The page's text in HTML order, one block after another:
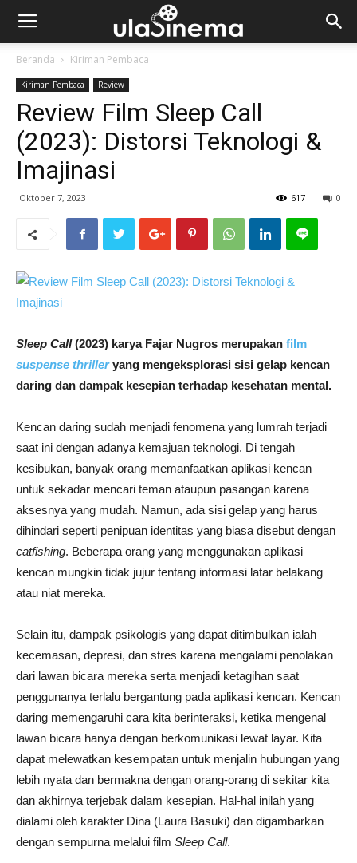
Beranda Kiriman Pembaca
Kiriman Pembaca Review
Review Film Sleep Call
(2023): Distorsi Teknologi &
Imajinasi
Oktober 7, 2023 0
617
Sleep Call(2023) karya Fajar Nugros merupakan film
suspense thrilleryang mengeksplorasi sisi gelap kencan
daring dan dampak kesepian terhadap kesehatan mental.
Kencan daring sudah menjadi fenomena yang lumrah terjadi
saat ini dengan adanya kemajuan teknologi. Di tengah
kesibukan, banyak orang memanfaatkan aplikasi kencan
untuk sekadar mencari teman ataupun pasangan karena
aksesnya yang mudah. Namun, ada sisi gelap yang harus
dihindari seperti penipuan identitas yang biasa disebut dengan
catfishing. Beberapa orang yang menggunakan aplikasi
kencan mungkin tidak jujur tentang informasi latar belakang
atau niat mereka.
Selain itu, dampak psikologis yang dapat ditimbulkan ialah
kecemasan, depresi, dan stres karena mengalami penolakan
dari lawan bicara mereka serta menjadi ketagihan saat
penggunanya terlalu bergantung pada aplikasi kencan. Kencan
daring memengaruhi cara kita berinteraksi, ketika mengenal
lawan bicara hanya dengan berkomunikasi lewat layar. Kita
dapat melewatkan kesempatan untuk menjalin hubungan yang
lebih nyata dan bermakna dengan orang-orang di sekitar kita
dan akhirnya terjebak dalam kesepian. Hal-hal inilah yang
dialami oleh karakter Dina (Laura Basuki) dan digambarkan
dengan sempurna melalui film Sleep Call.